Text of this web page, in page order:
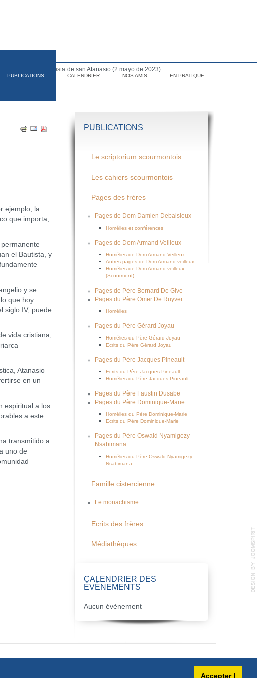
Accepter !
PUBLICATIONS CALENDRIER NOS AMIS EN PRATIQUE
Homilía para la fiesta de san Atanasio (2 mayo de 2023)
ejemplo, la
que importa,
el Bautista, y
y se
que hoy
siglo IV, puede
vida cristiana,
Atanasio
en un
a los
a este
transmitido a
uno de
PUBLICATIONS
Le scriptorium scourmontois
Les cahiers scourmontois
Pages des frères
Pages de Dom Damien Debaisieux
Homélies et conférences
Pages de Dom Armand Veilleux
Homélies de Dom Armand Veilleux
Autres pages de Dom Armand veilleux
Homélies de Dom Armand veilleux
(Scourmont)
Pages de Père Bernard De Give
Pages du Père Omer De Ruyver
Homélies
Pages du Père Gérard Joyau
Homélies du Père Gérard Joyau
Ecrits du Père Gérard Joyau
Pages du Père Jacques Pineault
Ecrits du Père Jacques Pineault
Homélies du Père Jacques Pineault
Pages du Père Faustin Dusabe
Pages du Père Dominique-Marie
Homélies du Père Dominique-Marie
Ecrits du Père Dominique-Marie
Pages du Père Oswald Nyamigezy
Nsabimana
Homélies du Père Oswald Nyamigezy
Nsabimana
Famille cistercienne
Le monachisme
Ecrits des frères
Médiathèques
CALENDRIER DES
ÉVÈNEMENTS
Aucun évènement